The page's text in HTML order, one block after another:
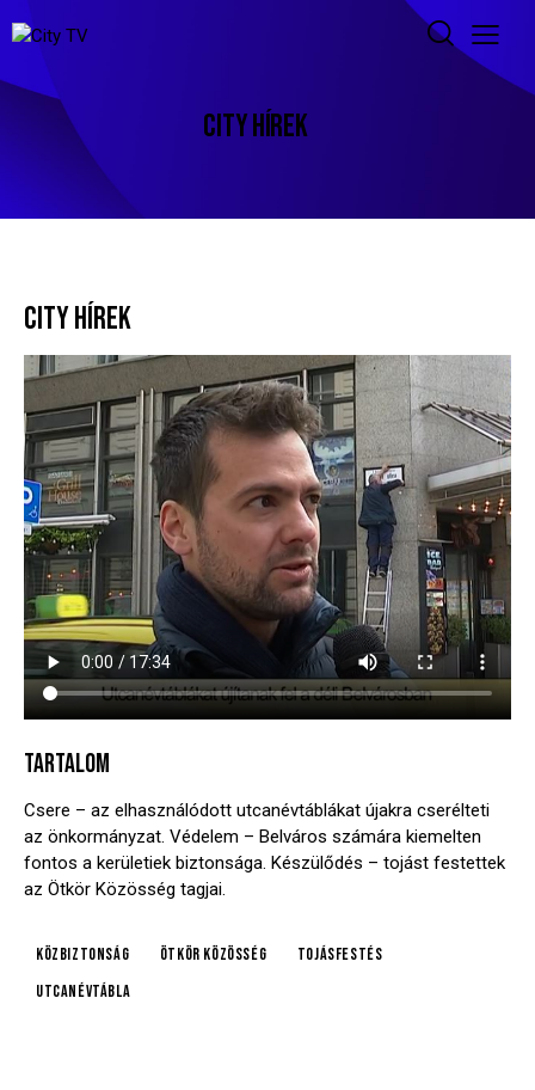
CITY HÍREK
CITY HÍREK
TARTALOM
Csere – az elhasználódott utcanévtáblákat újakra cserélteti
az önkormányzat. Védelem – Belváros számára kiemelten
fontos a kerületiek biztonsága. Készülődés – tojást festettek
az Ötkör Közösség tagjai.
közbiztonság Ötkör Közösség
tojásfestés
utcanévtábla